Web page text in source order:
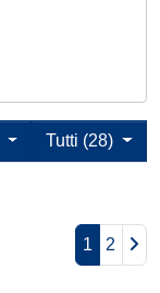
Tutti (28)
1 2